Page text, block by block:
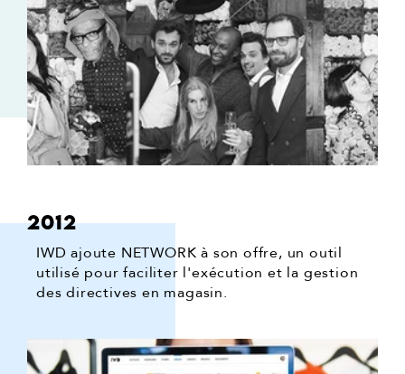
2012
IWD ajoute NETWORK à son offre, un outil
utilisé pour faciliter l'exécution et la gestion
des directives en magasin.